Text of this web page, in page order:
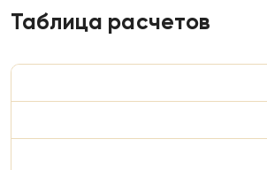
Таблица расчетов